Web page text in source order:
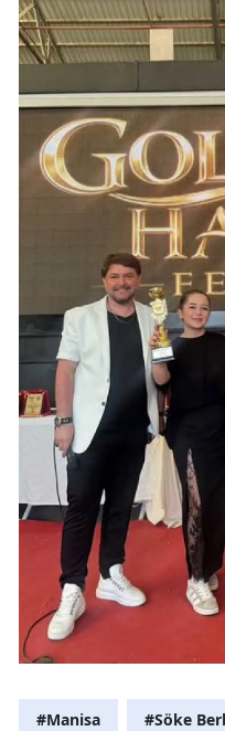
#Manisa #Söke